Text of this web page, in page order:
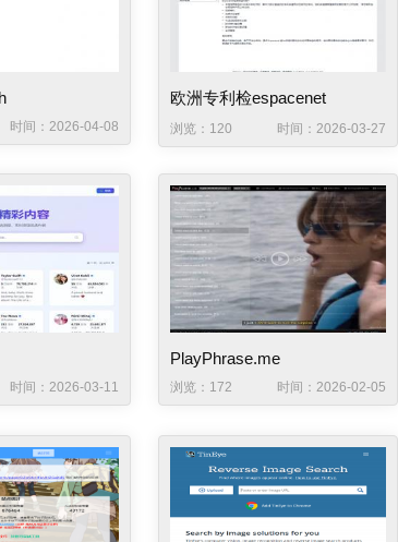
时间：2026-04-08
欧洲专利检espacenet
浏览：120 时间：2026-03-27
时间：2026-03-11
PlayPhrase.me
浏览：172 时间：2026-02-05